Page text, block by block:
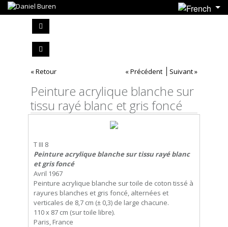
« Retour « Précédent Suivant »
Peinture acrylique blanche sur
tissu rayé blanc et gris foncé
T III 8
Peinture acrylique blanche sur tissu rayé blanc
et gris foncé
Avril 1967
Peinture acrylique blanche sur toile de coton tissé à
rayures blanches et gris foncé, alternées et
verticales de 8,7 cm (± 0,3) de large chacune.
110 x 87 cm (sur toile libre).
Paris, France